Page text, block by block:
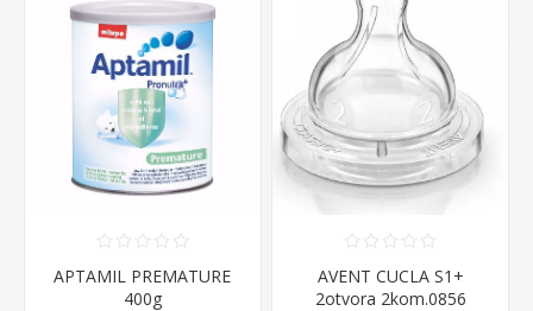
APTAMIL PREMATURE
400g
AVENT CUCLA S1+
2otvora 2kom.0856